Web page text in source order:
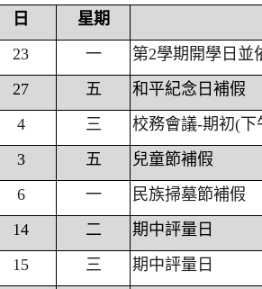
日
星期
23 一
第2學期開學日並
27 五
和平紀念日補假
4 三
校務會議-期初(下
3 五
兒童節補假
6 一
民族掃墓節補假
14 二
期中評量日
15 三
期中評量日